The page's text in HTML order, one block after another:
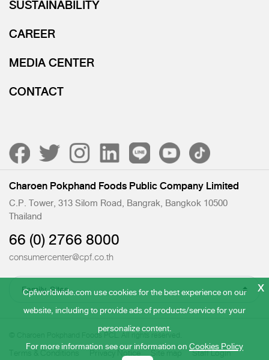
Cpfworldwide.com use cookies for the best experience on our
website, including to provide ads of products/service for your
personalize content.
For more information see our information onCookies Policy
x
SUSTAINABILITY
CAREER
MEDIA CENTER
CONTACT
Charoen Pokphand Foods Public Company Limited
C.P. Tower, 313 Silom Road, Bangrak, Bangkok 10500
Thailand
66 (0) 2766 8000
consumercenter@cpf.co.th
© Charoen Pokphand Foods PCL. All rights reserved.
Terms & Conditions Privacy Notice Site map Staff Login